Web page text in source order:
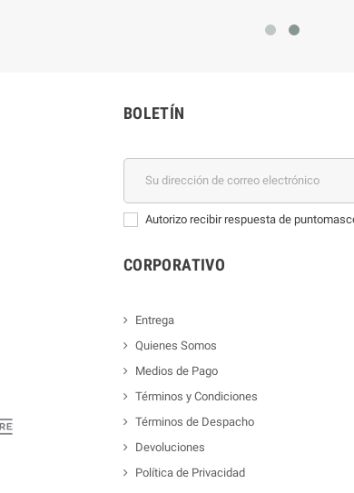
BOLETÍN
Autorizo recibir respuesta de
CORPORATIVO
Entrega
Quienes Somos
Medios de Pago
Términos y Condiciones
Términos de Despacho
Devoluciones
Política de Privacidad